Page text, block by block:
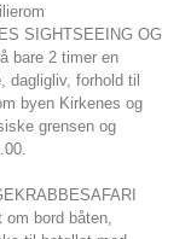
SIGHTSEEING OG
bare 2 timer en
dagligliv, forhold til
byen Kirkenes og
grensen og
om bord båten,